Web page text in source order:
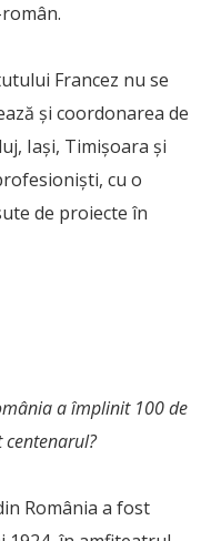
Francez nu se
și coordonarea de
Iași, Timișoara și
cu o
de proiecte în
a împlinit 100 de
România a fost